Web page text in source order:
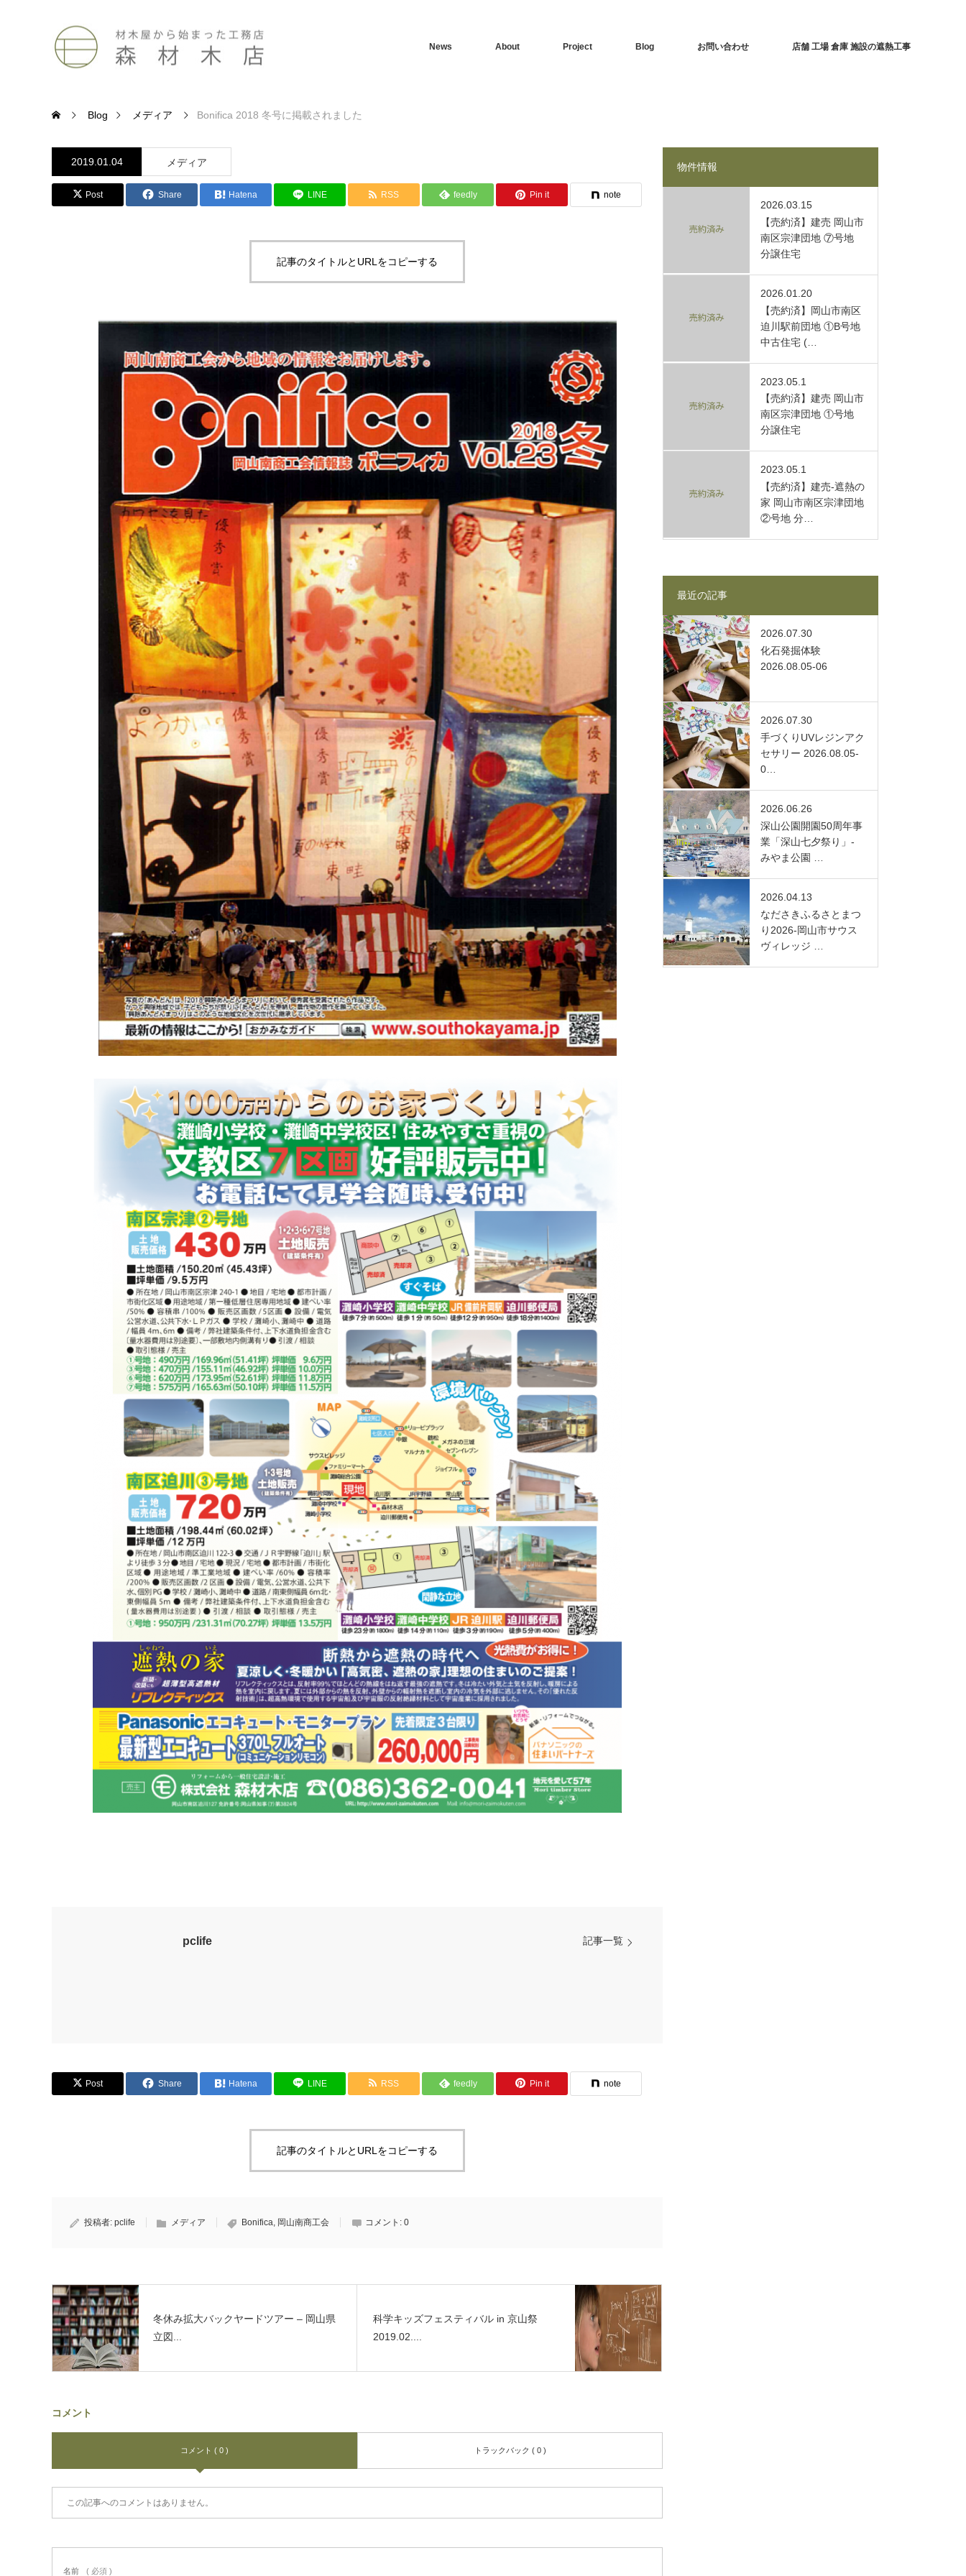
News About Project Blog お問い合わせ 店舗 工場 倉庫 施設の遮熱工事
Blog メディア Bonifica 2018 冬号に掲載されました
2019.01.04 メディア
Post Share Hatena LINE RSS feedly Pin it note
記事のタイトルとURLをコピーする
pclife 記事一覧
Post Share Hatena LINE RSS feedly Pin it note
記事のタイトルとURLをコピーする
投稿者: pclife メディア Bonifica 岡山南商工会 コメント: 0
冬休み拡大バックヤードツアー – 岡山県
立図...
科学キッズフェスティバル in 京山祭
2019.02....
コメント
コメント ( 0 ) トラックバック ( 0 )
この記事へのコメントはありません。
名前 ( 必須 )
物件情報
2026.03.15
【売約済】建売 岡山市
南区宗津団地 ⑦号地
分譲住宅
2026.01.20
【売約済】岡山市南区
迫川駅前団地 ①B号地
中古住宅 (…
2023.05.1
【売約済】建売 岡山市
南区宗津団地 ①号地
分譲住宅
2023.05.1
【売約済】建売-遮熱の
家 岡山市南区宗津団地
②号地 分…
最近の記事
2026.07.30
化石発掘体験
2026.08.05-06
2026.07.30
手づくりUVレジンアク
セサリー 2026.08.05-
0…
2026.06.26
深山公園開園50周年事
業「深山七夕祭り」-
みやま公園 …
2026.04.13
なださきふるさとまつ
り2026-岡山市サウス
ヴィレッジ …